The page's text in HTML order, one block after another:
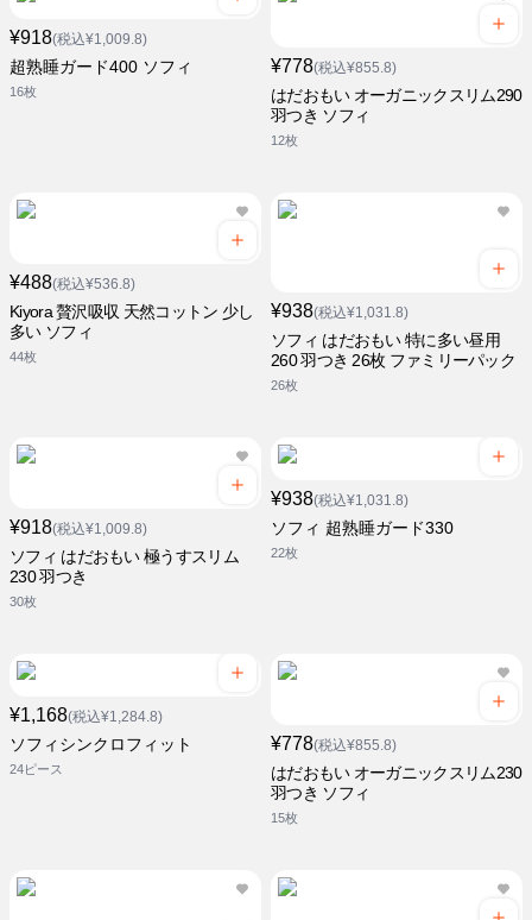
¥918(税込¥1,009.8)
超熟睡ガード400 ソフィ
16枚
¥778(税込¥855.8)
はだおもい オーガニックスリム290
羽つき ソフィ
12枚
¥488(税込¥536.8)
Kiyora 贅沢吸収 天然コットン 少し
多い ソフィ
44枚
¥938(税込¥1,031.8)
ソフィ はだおもい 特に多い昼用
260 羽つき 26枚 ファミリーパック
26枚
¥918(税込¥1,009.8)
ソフィ はだおもい 極うすスリム
230 羽つき
30枚
¥938(税込¥1,031.8)
ソフィ 超熟睡ガード330
22枚
¥1,168(税込¥1,284.8)
ソフィシンクロフィット
24ピース
¥778(税込¥855.8)
はだおもい オーガニックスリム230
羽つき ソフィ
15枚